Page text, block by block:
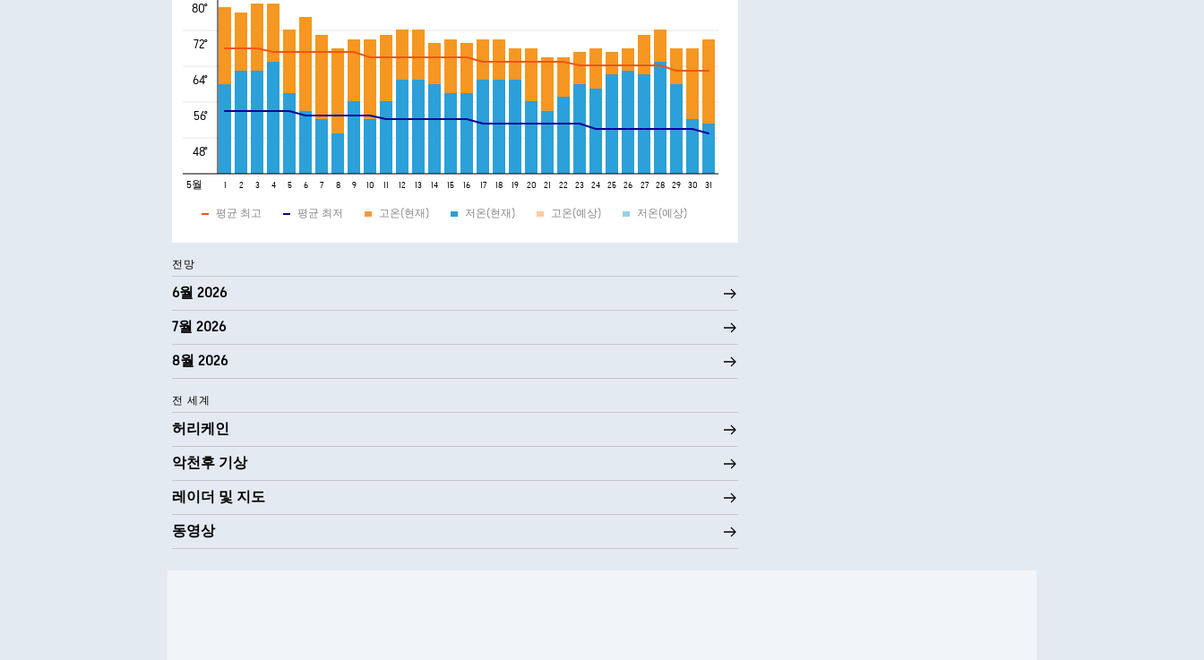
80°
72°
64°
56°
48°
5월 1 2 3 4 5 6 7 8 9 10 11 12 13 14 15 16 17 18 19 20 21 22 23 24 25 26 27 28 29 30 31
평균 최고 평균 최저 고온(현재) 저온(현재) 고온(예상) 저온(예상)
전망
6월 2026
7월 2026
8월 2026
전 세계
허리케인
악천후 기상
레이더 및 지도
동영상